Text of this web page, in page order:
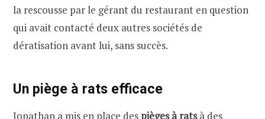
la rescousse par le gérant du restaurant en question
qui avait contacté deux autres sociétés de
dératisation avant lui, sans succès.
Un piège à rats efficace
Jonathan a mis en place des pièges à ratsà des